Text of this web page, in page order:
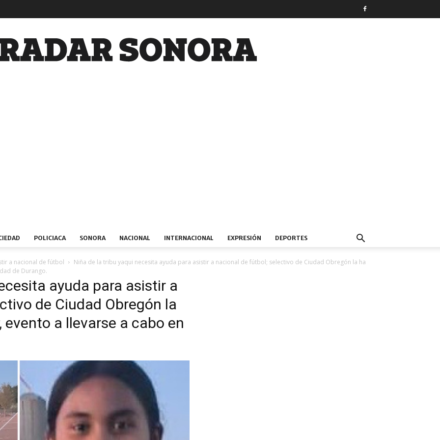
POLICIACA SONORA NACIONAL INTERNACIONAL EXPRESIÓN DEPORTES
a nacional de fútbol
Niña de la tribu yaqui necesita ayuda para asistir a nacional de fútbol; selectivo de Ciudad Obregón la ha
de Durango.
ayuda para asistir a
de Ciudad Obregón la
a llevarse a cabo en